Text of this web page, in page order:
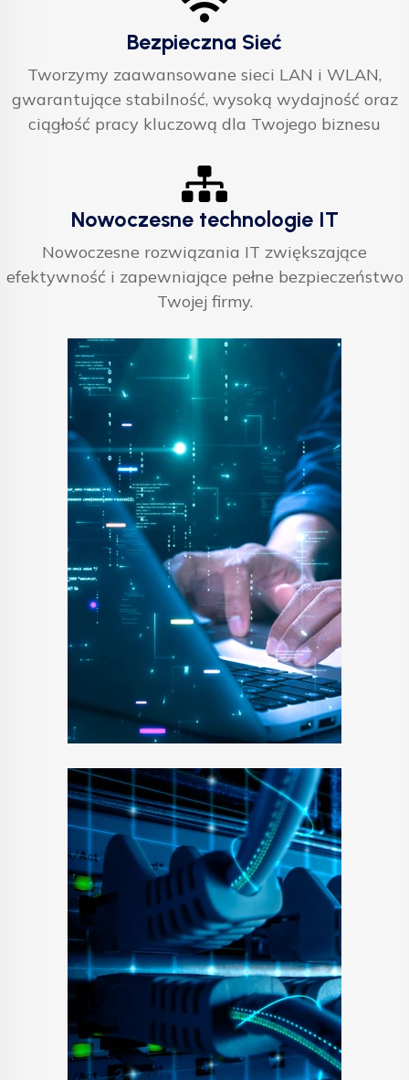
Bezpieczna Sieć
Tworzymy zaawansowane sieci LAN i WLAN,
gwarantujące stabilność, wysoką wydajność oraz
ciągłość pracy kluczową dla Twojego biznesu
Nowoczesne technologie IT
Nowoczesne rozwiązania IT zwiększające
efektywność i zapewniające pełne bezpieczeństwo
Twojej firmy.